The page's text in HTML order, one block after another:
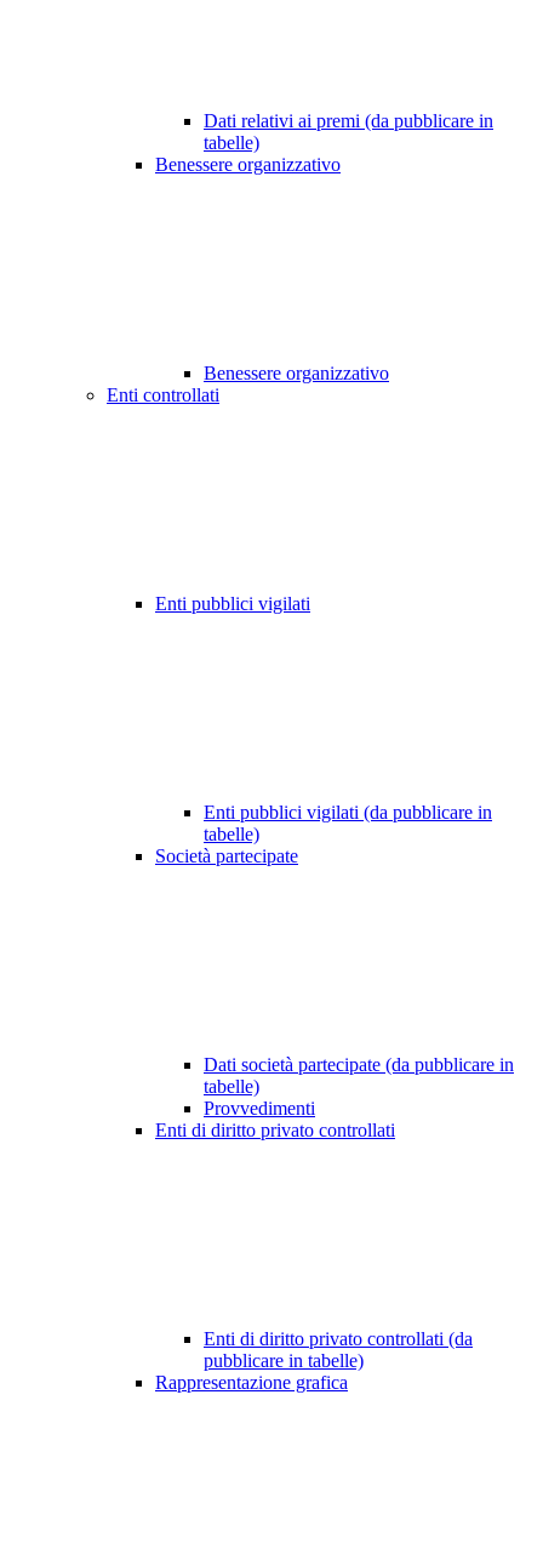
Dati relativi ai premi (da pubblicare in
tabelle)
Benessere organizzativo
Benessere organizzativo
Enti controllati
Enti pubblici vigilati
Enti pubblici vigilati (da pubblicare in
tabelle)
Società partecipate
Dati società partecipate (da pubblicare in
tabelle)
Provvedimenti
Enti di diritto privato controllati
Enti di diritto privato controllati (da
pubblicare in tabelle)
Rappresentazione grafica